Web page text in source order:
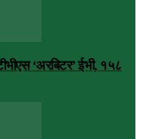
‘अरबिटर’ ईभी, १५८